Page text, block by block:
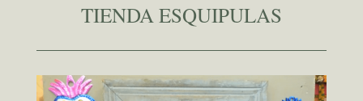
TIENDA ESQUIPULAS